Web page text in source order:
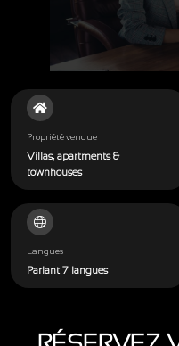
Propriété vendue
Villas, apartments &
townhouses
Langues
Parlant 7 langues